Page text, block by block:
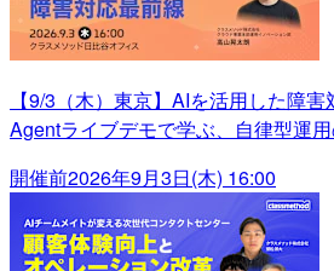
【9/3（木）東京】AIを活用した障
Agentライブデモで学ぶ、自律型運
開催前2026年9月3日(木) 16:00